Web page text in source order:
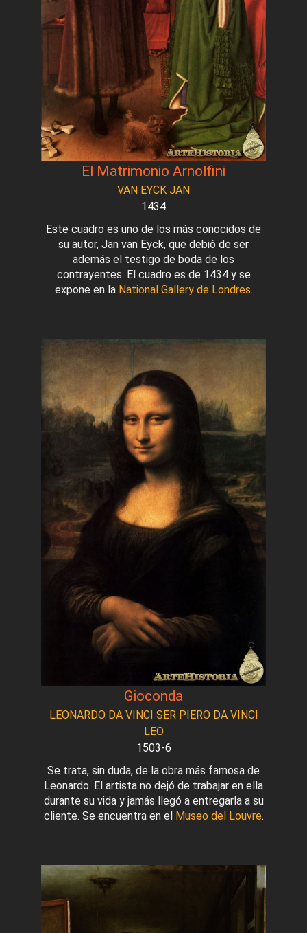
El Matrimonio Arnolfini
VAN EYCK JAN
1434
Este cuadro es uno de los más conocidos de
su autor, Jan van Eyck, que debió de ser
además el testigo de boda de los
contrayentes. El cuadro es de 1434 y se
expone en la National Gallery de Londres.
Gioconda
LEONARDO DA VINCI SER PIERO DA VINCI
LEO
1503-6
Se trata, sin duda, de la obra más famosa de
Leonardo. El artista no dejó de trabajar en ella
durante su vida y jamás llegó a entregarla a su
cliente. Se encuentra en el Museo del Louvre.